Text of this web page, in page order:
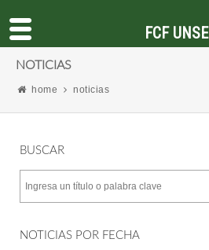
NOTICIAS
home noticias
BUSCAR
NOTICIAS POR FECHA
FCF UNSE